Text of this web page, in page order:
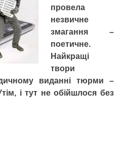
провела
незвичне
змагання –
поетичне.
Найкращі
твори
виданні тюрми –
і тут не обійшлося без